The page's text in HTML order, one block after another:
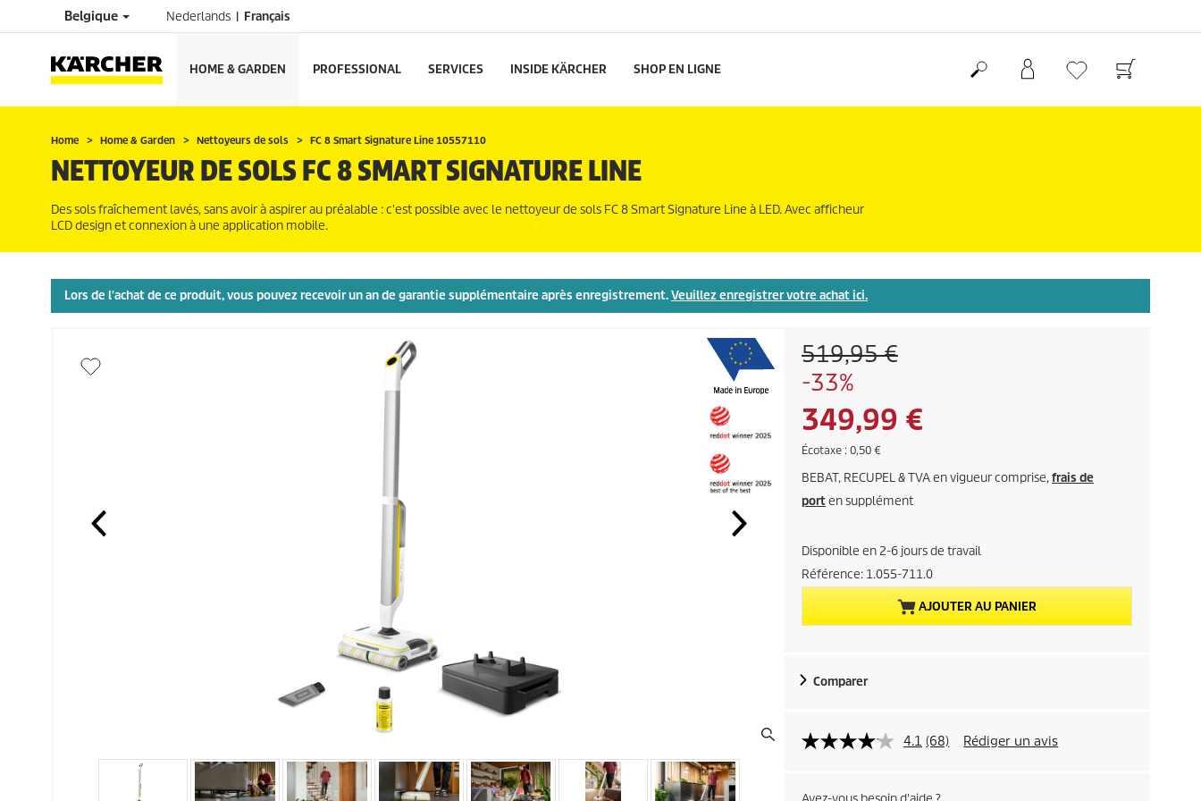
Belgique Nederlands Français
HOME & GARDEN PROFESSIONAL SERVICES INSIDE KÄRCHER SHOP EN LIGNE
Home Home & Garden Nettoyeurs de sols FC 8 Smart Signature Line 10557110
NETTOYEUR DE SOLS FC 8 SMART SIGNATURE LINE
Des sols fraîchement lavés, sans avoir à aspirer au préalable : c'est possible avec le nettoyeur de sols FC 8 Smart Signature Line à LED. Avec afficheur
LCD design et connexion à une application mobile.
Lors de l'achat de ce produit, vous pouvez recevoir un an de garantie supplémentaire après enregistrement.Veuillez enregistrer votre achat ici.
P
i
x
d
e
l
'
a
c
i
e
n
p
o
d
t
519,95 €
É
c
o
n
o
m
i
-33%
P
r
i
a
c
u
l
d
349,99 €
É
o
t
a
Écotaxe : 0,50 €
BEBAT, RECUPEL & TVA en vigueur comprise,frais de
porten supplément
Disponible en 2-6 jours de travail
Référence: 1.055-711.0
AJOUTER AU PANIER
Comparer
4.1 (68) Rédiger un avis